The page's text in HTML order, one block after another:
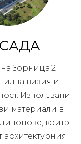
на Зорница 2
визия и
Използвани
материали в
тонове, които
архитектурния